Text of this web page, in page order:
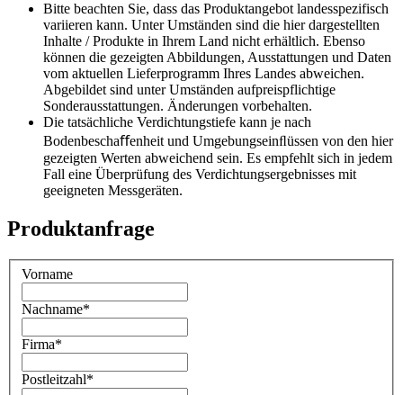
Bitte beachten Sie, dass das Produktangebot landesspezifisch
variieren kann. Unter Umständen sind die hier dargestellten
Inhalte / Produkte in Ihrem Land nicht erhältlich. Ebenso
können die gezeigten Abbildungen, Ausstattungen und Daten
vom aktuellen Lieferprogramm Ihres Landes abweichen.
Abgebildet sind unter Umständen aufpreispflichtige
Sonderausstattungen. Änderungen vorbehalten.
Die tatsächliche Verdichtungstiefe kann je nach
Bodenbeschaﬀenheit und Umgebungseinﬂüssen von den hier
gezeigten Werten abweichend sein. Es empfehlt sich in jedem
Fall eine Überprüfung des Verdichtungsergebnisses mit
geeigneten Messgeräten.
Produktanfrage
Vorname
Nachname*
Firma*
Postleitzahl*